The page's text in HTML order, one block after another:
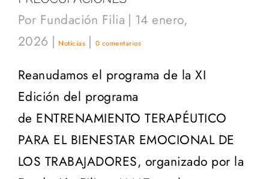
Por Fundación Filia | 14 enero,
2026 | Noticias | 0 comentarios
Reanudamos el programa de la XI
Edición del programa
de ENTRENAMIENTO TERAPÉUTICO
PARA EL BIENESTAR EMOCIONAL DE
LOS TRABAJADORES, organizado por la